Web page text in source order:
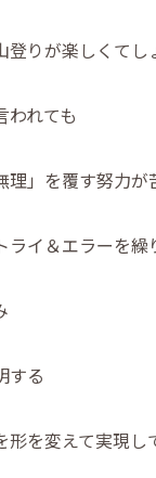
りが楽しくてし
われても
理」を覆す努力が
ライ＆エラーを繰
する
を変えて実現し